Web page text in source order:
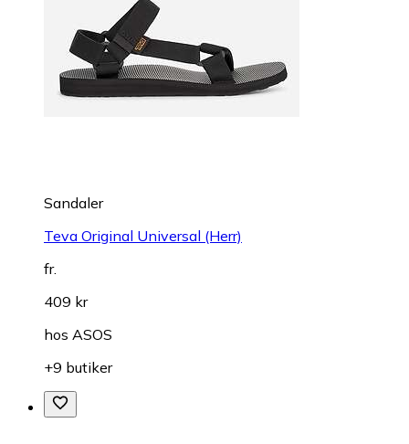
Sandaler
Teva Original Universal (Herr)
fr.
409 kr
hos ASOS
+9 butiker